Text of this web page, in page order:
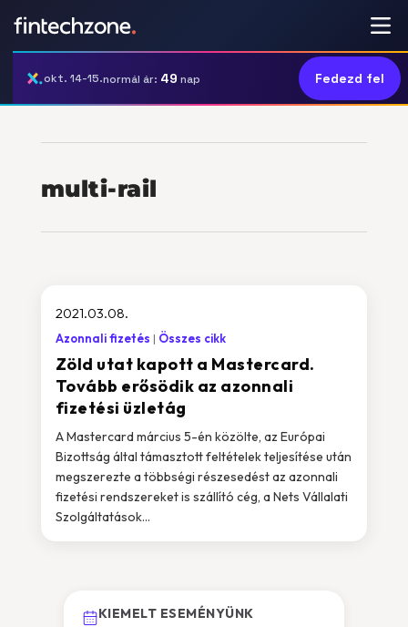
okt. 14-15.normál ár: 49 nap Fedezd fel
multi-rail
Zöld utat kapott a Mastercard.
Tovább erősödik az azonnali
fizetési üzletág
2021.03.08.
Azonnali fizetés Összes cikk
A Mastercard március 5-én közölte, az Európai
Bizottság által támasztott feltételek teljesítése után
megszerezte a többségi részesedést az azonnali
fizetési rendszereket is szállító cég, a Nets Vállalati
Szolgáltatások...
KIEMELT ESEMÉNYÜNK